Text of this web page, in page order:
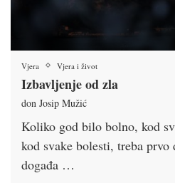
Vjera Vjera i život
Izbavljenje od zla
don Josip Mužić
Koliko god bilo bolno, kod
kod svake bolesti, treba prvo
događa …